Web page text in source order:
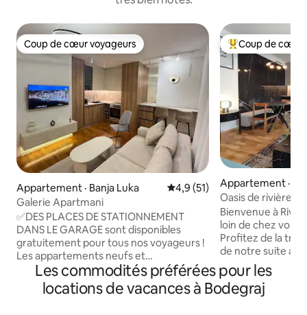
Coup de cœur voyageurs
Coup de cœur voyageurs
Appartement · Banja Luka Note moyenne de 4,9 sur 5,
4,9 (51)
Galerie Apartmani
✅DES PLACES DE STATIONNEMENT
DANS LE GARAGE sont disponibles
gratuitement pour tous nos voyageurs !
Les appartements neufs et
luxueusement meublés disposent d'une
chambre séparée avec un lit double, un
couloir, une salle de bain, une cuisine
Coup de cœur
Coup de cœur
Appartement ·
Oasis de rivière
Bienvenue à
loin de chez vous
Profitez de la
de notre suite au
Située à
historique du
Vrbas, la rivière
Les commodités préférées pour les
locations de vacances à Bodegraj